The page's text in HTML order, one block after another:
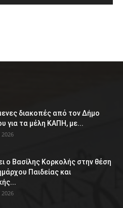
διακοπές από τον Δήμο
για τα μέλη ΚΑΠΗ, με...
ο Βασίλης Κορκολής στην θέση
Παιδείας και